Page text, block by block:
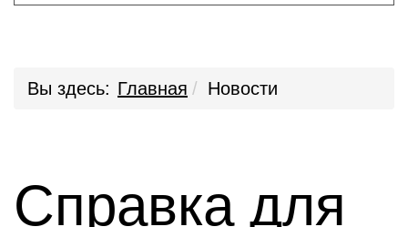
Вы здесь: Главная Новости
Справка для